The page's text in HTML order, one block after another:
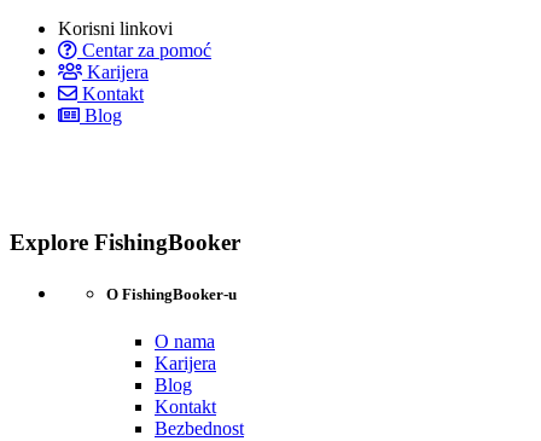
Korisni linkovi
Centar za pomoć
Karijera
Kontakt
Blog
Explore FishingBooker
O FishingBooker-u
O nama
Karijera
Blog
Kontakt
Bezbednost